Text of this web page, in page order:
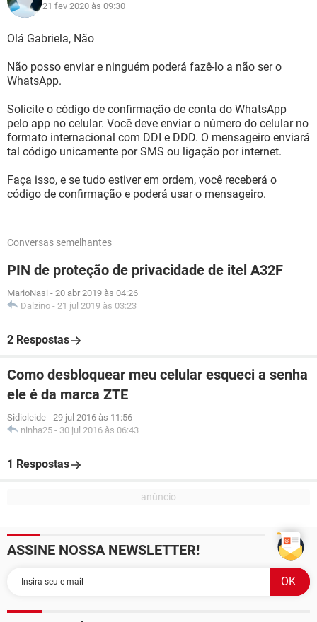
21 fev 2020 às 09:30
Olá Gabriela, Não
Não posso enviar e ninguém poderá fazê-lo a não ser o
WhatsApp.
Solicite o código de confirmação de conta do WhatsApp
pelo app no celular. Você deve enviar o número do celular no
formato internacional com DDI e DDD. O mensageiro enviará
tal código unicamente por SMS ou ligação por internet.
Faça isso, e se tudo estiver em ordem, você receberá o
código de confirmação e poderá usar o mensageiro.
Conversas semelhantes
PIN de proteção de privacidade de itel A32F
MarioNasi - 20 abr 2019 às 04:26
Dalzino - 21 jul 2019 às 03:23
2 Respostas
Como desbloquear meu celular esqueci a senha
ele é da marca ZTE
Sidicleide - 29 jul 2016 às 11:56
ninha25 - 30 jul 2016 às 06:43
1 Respostas
ASSINE NOSSA NEWSLETTER!